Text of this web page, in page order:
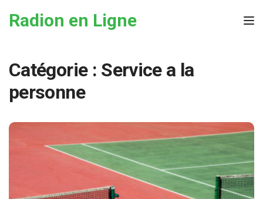
Radion en Ligne
Catégorie : Service a la
personne